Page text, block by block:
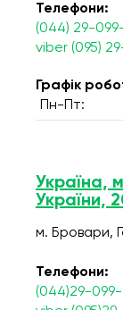
Телефони:
(044) 29-
viber (095)
Графік
Пн-Пт:
Україна,
України,
м. Бровари,
Телефони:
(044)29-